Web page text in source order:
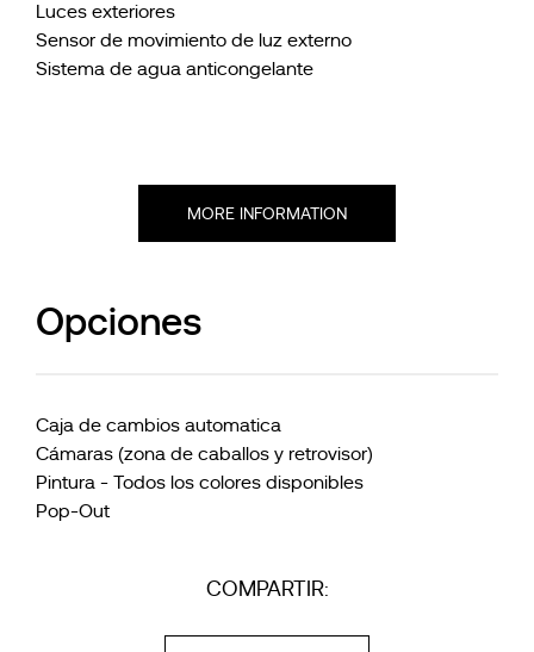
Luces exteriores
Sensor de movimiento de luz externo
Sistema de agua anticongelante
MORE INFORMATION
Opciones
Caja de cambios automatica
Cámaras (zona de caballos y retrovisor)
Pintura - Todos los colores disponibles
Pop-Out
COMPARTIR: